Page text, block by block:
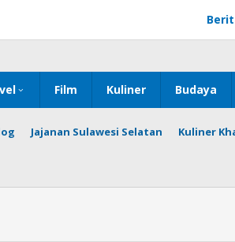
Film Kuliner Budaya
Jajanan Sulawesi Selatan Kuliner